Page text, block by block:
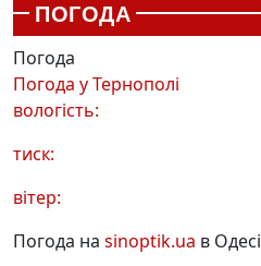
ПОГОДА
Погода
Погода уТернополі
вологість:
тиск:
вітер:
Погода на sinoptik.ua в Одесі